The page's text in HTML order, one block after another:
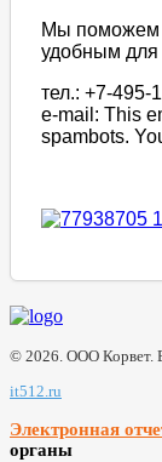
Мы поможем
удобным для
тел.: +7-495-
e-mail: This
spambots.
© 2026. ООО Корвет.
it512.ru
Электронная
органы